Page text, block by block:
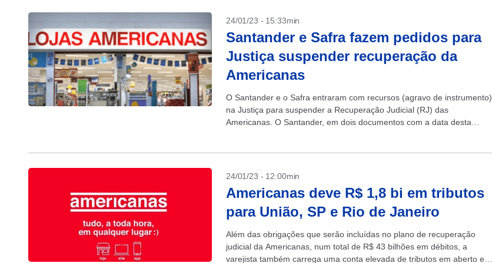
24/01/23 - 15:33min
Santander e Safra fazem pedidos para
Justiça suspender recuperação da
Americanas
O Santander e o Safra entraram com recursos (agravo de instrumento)
na Justiça para suspender a Recuperação Judicial (RJ) das
Americanas. O Santander, em dois documentos com a data desta
24/01/23 - 12:00min
Americanas deve R$ 1,8 bi em tributos
para União, SP e Rio de Janeiro
Além das obrigações que serão incluídas no plano de recuperação
judicial da Americanas, num total de R$ 43 bilhões em débitos, a
varejista também carrega uma conta elevada de tributos em aberto em